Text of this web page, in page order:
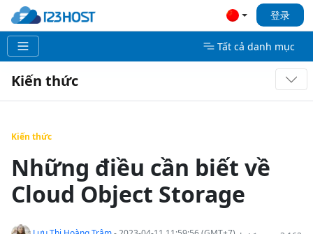
登录
Tất cả danh mục
Kiến thức
Kiến thức
Những điều cần biết về
Cloud Object Storage